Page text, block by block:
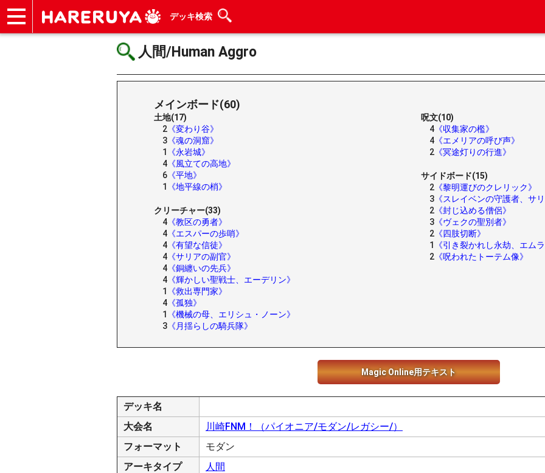
デッキ検索
人間/Human Aggro
メインボード(60)
土地(17)
2 《変わり谷》
3 《魂の洞窟》
1
《永岩城》
4 《風立ての高地》
6 《平地》
1
《地平線の梢》
クリーチャー(33)
4 《教区の勇者》
4 《エスパーの歩哨》
4 《有望な信徒》
4 《サリアの副官》
4 《銅纏いの先兵》
4 《輝かしい聖戦士、エーデリン》
1
《救出専門家》
4 《孤独》
1
《機械の母、エリシュ・ノーン》
3 《月揺らしの騎兵隊》
呪文(10)
4 《収集家の檻》
4 《エメリアの呼び声》
2 《冥途灯りの行進》
サイドボード(15)
2 《黎明運びのクレリック》
3 《スレイベンの守護者、サ
2 《封じ込める僧侶》
3 《ヴェクの聖別者》
2 《四肢切断》
1
《引き裂かれし永劫、エム
2 《呪われたトーテム像》
Magic Online用テキスト
デッキ名
大会名
川崎FNM！（パイオニア/モダン/レガシー/）
フォーマット
モダン
アーキタイプ
人間